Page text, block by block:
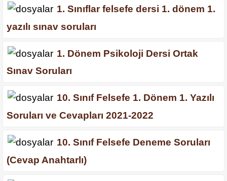
1. Sınıflar felsefe dersi 1. dönem 1.
yazılı sınav soruları
1. Dönem Psikoloji Dersi Ortak
Sınav Soruları
10. Sınıf Felsefe 1. Dönem 1. Yazılı
Soruları ve Cevapları 2021-2022
10. Sınıf Felsefe Deneme Soruları
(Cevap Anahtarlı)